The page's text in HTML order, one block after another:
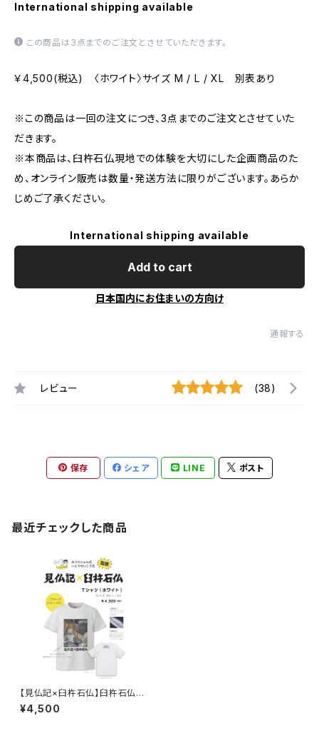
International shipping available
この商品は3点までのご注文とさせていただきます。
￥4,500(税込) 〈ホワイト〉サイズ M / L / XL 別表あり
※この商品は一回の注文につき、3点までのご注文とさせていた
だきます。
※本商品は、臼杵石仏現地での体験を大切にした企画商品のた
め、オンライン販売は数量・発送方法に限りがございます。あらか
じめご了承ください。
International shipping available
Add to cart
日本国内にお住まいの方向け
通報する
レビュー (38)
保存 シェア LINE ポスト
最近チェックした商品
【見仏記×臼杵石仏】臼杵石仏描
き下ろしイラストレーション「Tシ
ャツ」
¥4,500